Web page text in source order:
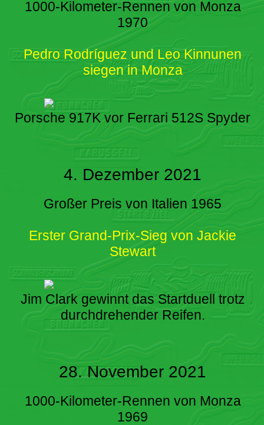
1000-Kilometer-Rennen von Monza
1970
Pedro Rodríguez und Leo Kinnunen
siegen in Monza
Porsche 917K vor Ferrari 512S Spyder
4. Dezember 2021
Großer Preis von Italien 1965
Erster Grand-Prix-Sieg von Jackie
Stewart
Jim Clark gewinnt das Startduell trotz
durchdrehender Reifen.
28. November 2021
1000-Kilometer-Rennen von Monza
1969